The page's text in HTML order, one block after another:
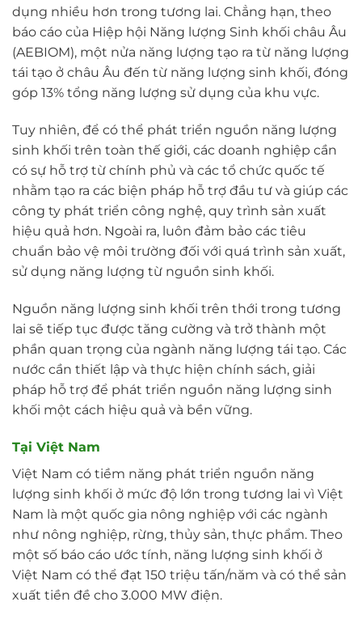
dụng nhiều hơn trong tương lai. Chẳng hạn, theo
báo cáo của Hiệp hội Năng lượng Sinh khối châu Âu
(AEBIOM), một nửa năng lượng tạo ra từ năng lượng
tái tạo ở châu Âu đến từ năng lượng sinh khối, đóng
góp 13% tổng năng lượng sử dụng của khu vực.
Tuy nhiên, để có thể phát triển nguồn năng lượng
sinh khối trên toàn thế giới, các doanh nghiệp cần
có sự hỗ trợ từ chính phủ và các tổ chức quốc tế
nhằm tạo ra các biện pháp hỗ trợ đầu tư và giúp các
công ty phát triển công nghệ, quy trình sản xuất
hiệu quả hơn. Ngoài ra, luôn đảm bảo các tiêu
chuẩn bảo vệ môi trường đối với quá trình sản xuất,
sử dụng năng lượng từ nguồn sinh khối.
Nguồn năng lượng sinh khối trên thới trong tương
lai sẽ tiếp tục được tăng cường và trở thành một
phần quan trọng của ngành năng lượng tái tạo. Các
nước cần thiết lập và thực hiện chính sách, giải
pháp hỗ trợ để phát triển nguồn năng lượng sinh
khối một cách hiệu quả và bền vững.
Tại Việt Nam
Việt Nam có tiềm năng phát triển nguồn năng
lượng sinh khối ở mức độ lớn trong tương lai vì Việt
Nam là một quốc gia nông nghiệp với các ngành
như nông nghiệp, rừng, thủy sản, thực phẩm. Theo
một số báo cáo ước tính, năng lượng sinh khối ở
Việt Nam có thể đạt 150 triệu tấn/năm và có thể sản
xuất tiền đề cho 3.000 MW điện.